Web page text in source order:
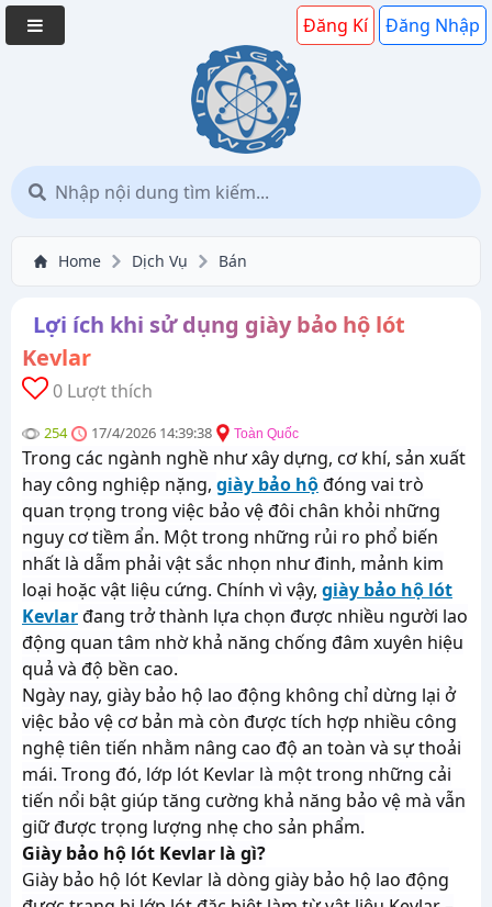
Đăng Kí Đăng Nhập
Home Dịch Vụ Bán
Lợi ích khi sử dụng giày bảo hộ lót
Kevlar
0 Lượt thích
254 17/4/2026 14:39:38 Toàn Quốc
Trong các ngành nghề như xây dựng, cơ khí, sản xuất
hay công nghiệp nặng, giày bảo hộđóng vai trò
quan trọng trong việc bảo vệ đôi chân khỏi những
nguy cơ tiềm ẩn. Một trong những rủi ro phổ biến
nhất là dẫm phải vật sắc nhọn như đinh, mảnh kim
loại hoặc vật liệu cứng. Chính vì vậy, giày bảo hộ lót
Kevlarđang trở thành lựa chọn được nhiều người lao
động quan tâm nhờ khả năng chống đâm xuyên hiệu
quả và độ bền cao.
Ngày nay, giày bảo hộ lao động không chỉ dừng lại ở
việc bảo vệ cơ bản mà còn được tích hợp nhiều công
nghệ tiên tiến nhằm nâng cao độ an toàn và sự thoải
mái. Trong đó, lớp lót Kevlar là một trong những cải
tiến nổi bật giúp tăng cường khả năng bảo vệ mà vẫn
giữ được trọng lượng nhẹ cho sản phẩm.
Giày bảo hộ lót Kevlar là gì?
Giày bảo hộ lót Kevlar là dòng giày bảo hộ lao động